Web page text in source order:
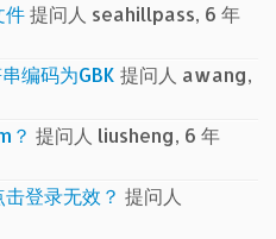
件提问人 seahillpass, 6 年
编码为GBK 提问人 awang,
？ 提问人 liusheng, 6 年
登录无效？ 提问人